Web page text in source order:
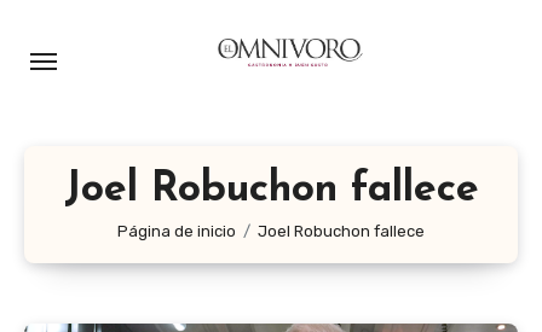
Joel Robuchon fallece
Página de inicio Joel Robuchon fallece